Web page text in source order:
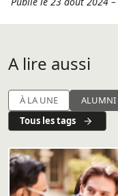
A lire aussi
À LA UNE ALUMNI
Tous les tags